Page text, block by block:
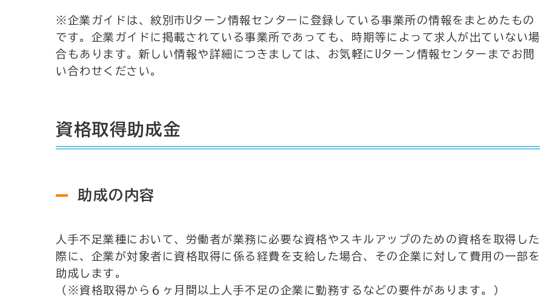
※企業ガイドは、紋別市Uターン情報センターに登録している事業所の情報をまとめたもの
です。企業ガイドに掲載されている事業所であっても、時期等によって求人が出ていない場
合もあります。新しい情報や詳細につきましては、お気軽にUターン情報センターまでお問
い合わせください。
資格取得助成金
助成の内容
人手不足業種において、労働者が業務に必要な資格やスキルアップのための資格を取得した
際に、企業が対象者に資格取得に係る経費を支給した場合、その企業に対して費用の一部を
助成します。
（※資格取得から６ヶ月間以上人手不足の企業に勤務するなどの要件があります。）